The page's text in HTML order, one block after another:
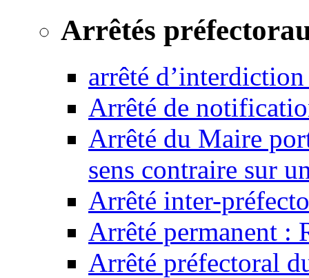
Arrêtés
arrêté
Arrêté de
Arrêté du Maire
sens contraire sur
Arrêté inter-
Arrêté permanent :
Arrêté préfectoral